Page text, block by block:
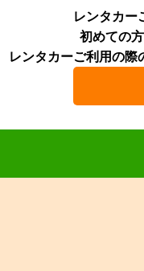
レンタカー
初めての
レンタカーご利用の際